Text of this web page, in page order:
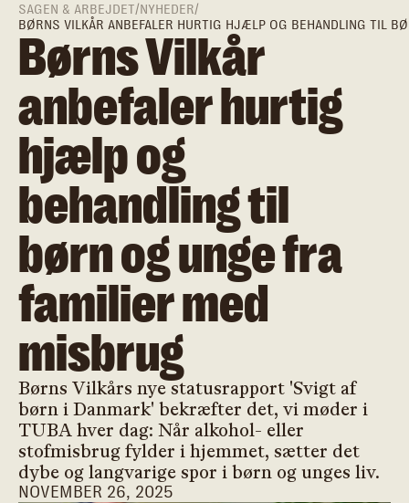
SAGEN & ARBEJDET/NYHEDER/
BØRNS VILKÅR ANBEFALER HURTIG HJÆLP OG BEHANDLING TIL
Børns Vilkår
anbefaler hurtig
hjælp og
behandling til
børn og unge fra
familier med
misbrug
Børns Vilkårs nye statusrapport 'Svigt af
børn i Danmark' bekræfter det, vi møder i
TUBA hver dag: Når alkohol- eller
stofmisbrug fylder i hjemmet, sætter det
dybe og langvarige spor i børn og unges liv.
NOVEMBER 26, 2025